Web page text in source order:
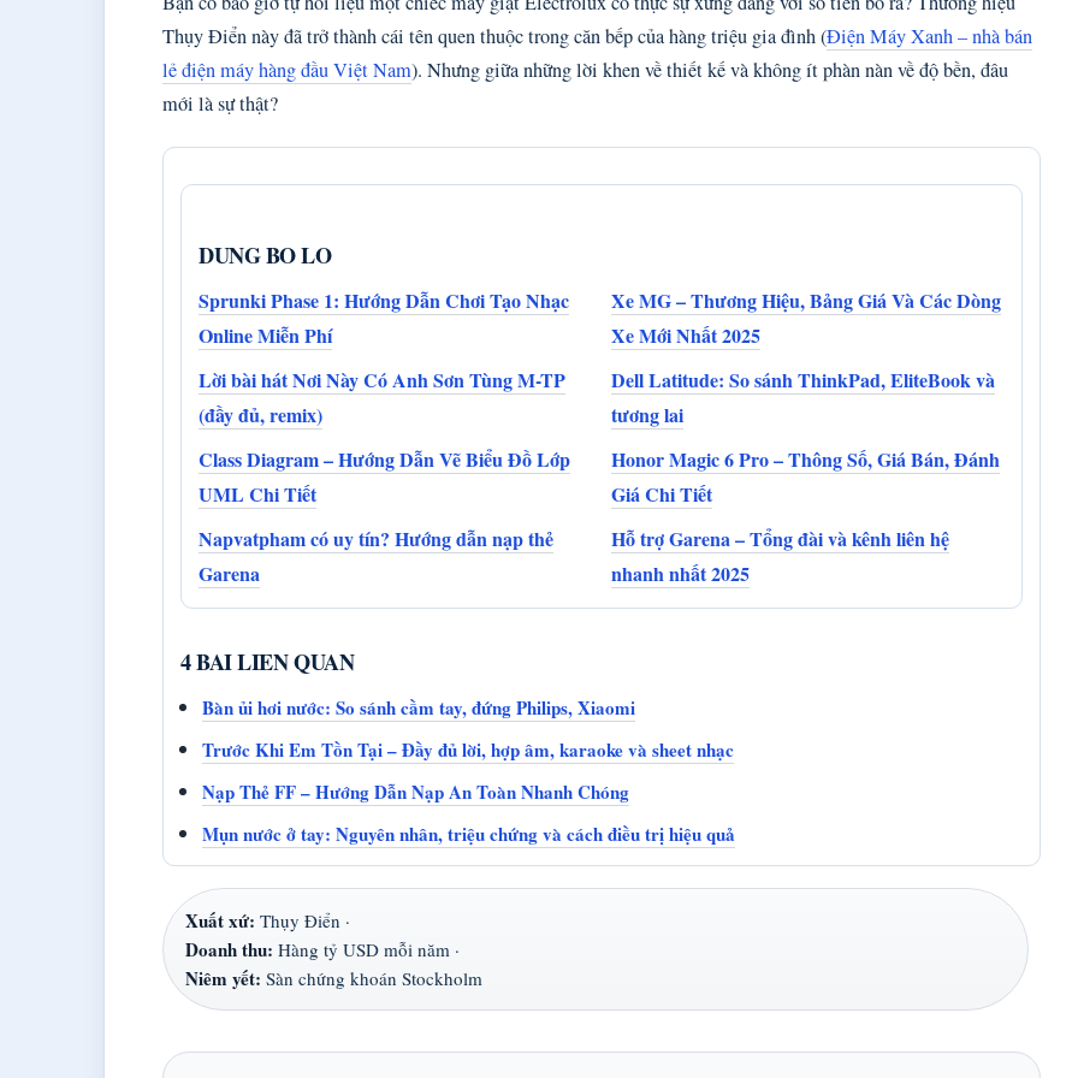
Thụy Điển này đã trở thành cái tên quen thuộc trong căn bếp của hàng triệu gia đình (Điện Máy Xanh – nhà bán
lẻ điện máy hàng đầu Việt Nam). Nhưng giữa những lời khen về thiết kế và không ít phàn nàn về độ bền, đâu
mới là sự thật?
DUNG BO LO
Sprunki Phase 1: Hướng Dẫn Chơi Tạo Nhạc
Online Miễn Phí
Xe MG – Thương Hiệu, Bảng Giá Và Các Dòng
Xe Mới Nhất 2025
Lời bài hát Nơi Này Có Anh Sơn Tùng M-TP
(đầy đủ, remix)
Dell Latitude: So sánh ThinkPad, EliteBook và
tương lai
Class Diagram – Hướng Dẫn Vẽ Biểu Đồ Lớp
UML Chi Tiết
Honor Magic 6 Pro – Thông Số, Giá Bán, Đánh
Giá Chi Tiết
Napvatpham có uy tín? Hướng dẫn nạp thẻ
Garena
Hỗ trợ Garena – Tổng đài và kênh liên hệ
nhanh nhất 2025
4 BAI LIEN QUAN
Bàn ủi hơi nước: So sánh cầm tay, đứng Philips, Xiaomi
Trước Khi Em Tồn Tại – Đầy đủ lời, hợp âm, karaoke và sheet nhạc
Nạp Thẻ FF – Hướng Dẫn Nạp An Toàn Nhanh Chóng
Mụn nước ở tay: Nguyên nhân, triệu chứng và cách điều trị hiệu quả
Xuất xứ: Thụy Điển ·
Doanh thu: Hàng tỷ USD mỗi năm ·
Niêm yết: Sàn chứng khoán Stockholm